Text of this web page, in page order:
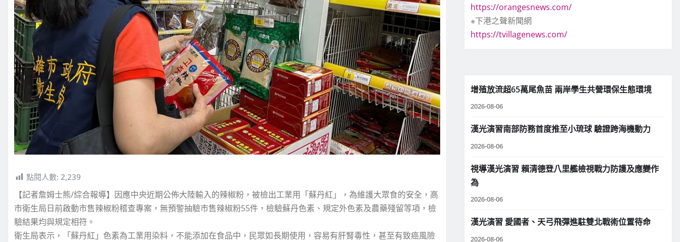
點閱人數: 2,239
【記者詹姆士熊/綜合報導】因應中央近期公佈大陸輸入的辣椒粉，被檢出工業用「蘇丹紅」，為維護大眾食的安全，高
市衛生局日前啟動市售辣椒粉稽查專案，無預警抽驗市售辣椒粉55件，檢驗蘇丹色素、規定外色素及農藥殘留等項，檢
驗結果均與規定相符。
衛生局表示，「蘇丹紅」色素為工業用染料，不能添加在食品中，民眾如長期使用，容易有肝腎毒性，甚至有致癌風險
https://orangesnews.com/
※下港之聲新聞網
https://tvillagenews.com/
增殖放流超65萬尾魚苗 兩岸學生共營環保生態環境
2026-08-06
漢光演習南部防務首度推至小琉球 驗證跨海機動力
2026-08-06
視導漢光演習 賴清德登八里艦檢視戰力防護及應變作
為
2026-08-06
漢光演習 愛國者、天弓飛彈進駐雙北戰術位置待命
2026-08-06